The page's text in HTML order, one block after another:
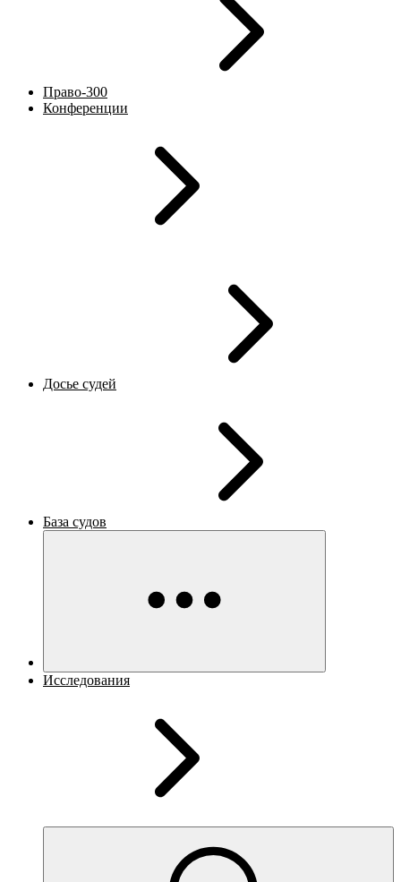
Право-300
Конференции
Досье судей
База судов
Исследования